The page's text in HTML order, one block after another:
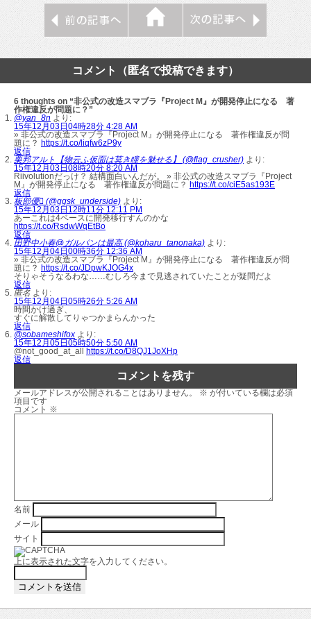
コメント（匿名で投稿できます）
6 thoughts on “非公式の改造スマブラ『Project M』が開発停止になる 著
作権違反が問題に？”
@yan_8n より:
15年12月03日04時28分 4:28 AM
» 非公式の改造スマブラ『Project M』が開発停止になる 著作権違反が問
題に？ https://t.co/liqfw6zP9y
返信
栗邦アルト【物云ふ仮面は莫き瞳を魅せる】 (@flag_crusher) より:
15年12月03日08時20分 8:20 AM
Riivolutionだっけ？ 結構面白いんだが。 » 非公式の改造スマブラ『Project
M』が開発停止になる 著作権違反が問題に？ https://t.co/ciE5as193E
返信
板部優 (@ggsk_underside) より:
15年12月03日12時11分 12:11 PM
あーこれは4ベースに開発移行すんのかな
https://t.co/RsdwWqEtBo
返信
田野中小春@ガルパンは最高 (@koharu_tanonaka) より:
15年12月04日00時36分 12:36 AM
» 非公式の改造スマブラ『Project M』が開発停止になる 著作権違反が問
題に？ https://t.co/JDpwKJOG4x
そりゃそうなるわな……むしろ今まで見逃されていたことが疑問だよ
返信
匿名 より:
15年12月04日05時26分 5:26 AM
時間かけ過ぎ、
すぐに解散してりゃつかまらんかった
返信
@sobameshifox より:
15年12月05日05時50分 5:50 AM
@not_good_at_all https://t.co/D8QJ1JoXHp
返信
コメントを残す
メールアドレスが公開されることはありません。 ※ が付いている欄は必須
項目です
コメント ※
名前
メール
サイト
上に表示された文字を入力してください。